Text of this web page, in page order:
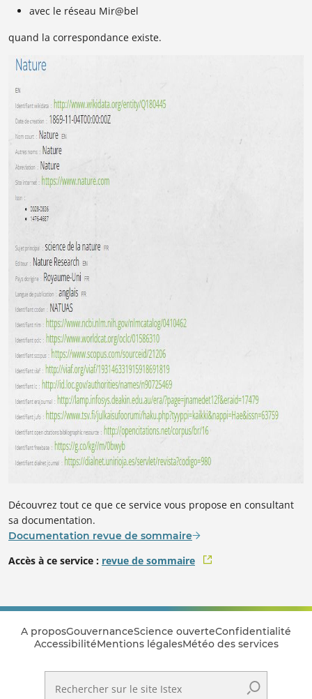
avec le réseau Mir@bel
quand la correspondance existe.
Découvrez tout ce que ce service vous propose en consultant
sa documentation.
Documentation revue de sommaire
Accès à ce service : revue de sommaire
A proposGouvernanceScience ouverteConfidentialité
AccessibilitéMentions légalesMétéo des services